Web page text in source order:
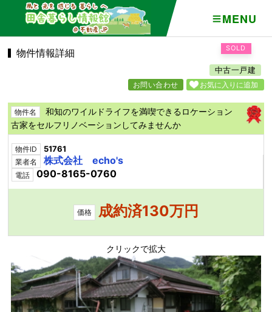
MENU
SOLD
物件情報詳細
中古一戸建
お気に入りに追加
お問い合わせ
物件名
和知のワイルドライフを満喫できるロケーション
古家をセルフリノベーションしてみませんか
物件ID 51761
業者名 株式会社 echo's
電話 090-8165-0760
価格 成約済130万円
クリックで拡大